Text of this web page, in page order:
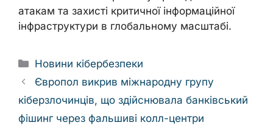
атакам та захисті критичної інформаційної
інфраструктури в глобальному масштабі.
Categories
Новини кібербезпеки
Європол викрив міжнародну групу
кіберзлочинців, що здійснювала банківський
фішинг через фальшиві колл-центри